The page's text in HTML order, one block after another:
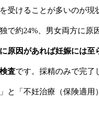
受けることが多いのが現
独で約24%、男女両方に原
原因があれば妊娠には至
査です。採精のみで完了
「不妊治療（保険適用